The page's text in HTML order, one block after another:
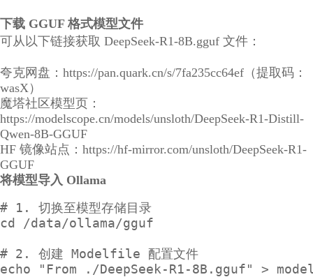
下载 GGUF 格式模型文件
可从以下链接获取 DeepSeek-R1-8B.gguf 文件：
夸克网盘：https://pan.quark.cn/s/7fa235cc64ef（提取码：
wasX）
魔塔社区模型页：
https://modelscope.cn/models/unsloth/DeepSeek-R1-Distill-
Qwen-8B-GGUF
HF 镜像站点：https://hf-mirror.com/unsloth/DeepSeek-R1-
GGUF
将模型导入 Ollama
# 1. 切换至模型存储目录
cd /data/ollama/gguf
# 2. 创建 Modelfile 配置文件
echo "From ./DeepSeek-R1-8B.gguf" >